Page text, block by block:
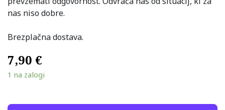
nas niso dobre.
Brezplačna dostava.
7,90 €
1 na zalogi